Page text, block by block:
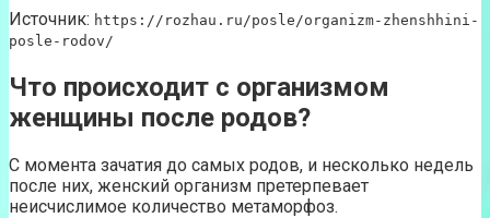
Источник: https://rozhau.ru/posle/organizm-zhenshhini-
posle-rodov/
Что происходит с организмом
женщины после родов?
С момента зачатия до самых родов, и несколько недель
после них, женский организм претерпевает
неисчислимое количество метаморфоз.